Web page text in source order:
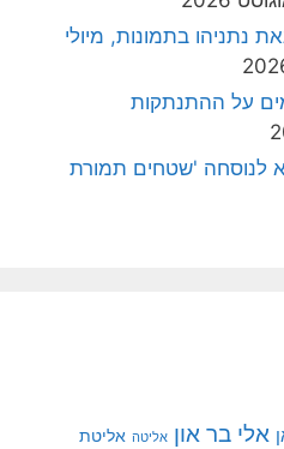
נתניהו בתמונות, מיולי
על ההתנתקות
לנוסחה 'שטחים תמורת
אלי בר און אליטה אליטת